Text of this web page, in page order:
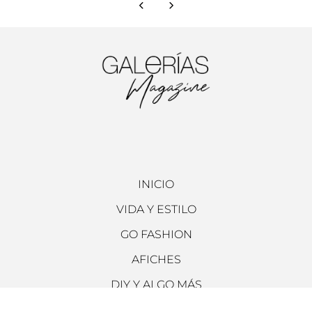
INICIO
VIDA Y ESTILO
GO FASHION
AFICHES
DIY Y ALGO MÁS